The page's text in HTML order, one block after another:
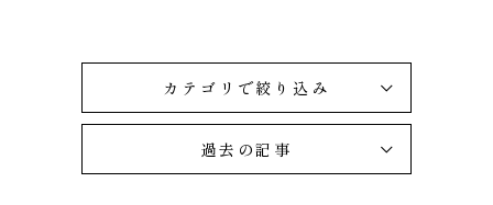
カテゴリで絞り込み
過去の記事